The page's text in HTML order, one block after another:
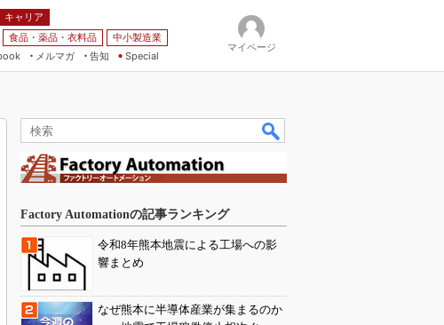
キャリア
食品・薬品・衣料品
中小製造業
メルマガ
告知 Special
マイページ
Factory Automationの記事ランキング
令和8年熊本地震による工場への影
響まとめ
なぜ熊本に半導体産業が集まるのか